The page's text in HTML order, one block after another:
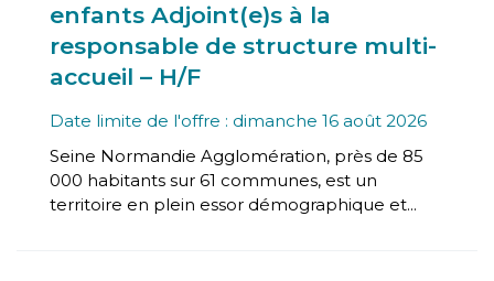
enfants Adjoint(e)s à la
responsable de structure multi-
accueil – H/F
Date limite de l'offre : dimanche 16 août 2026
Seine Normandie Agglomération, près de 85
000 habitants sur 61 communes, est un
territoire en plein essor démographique et...